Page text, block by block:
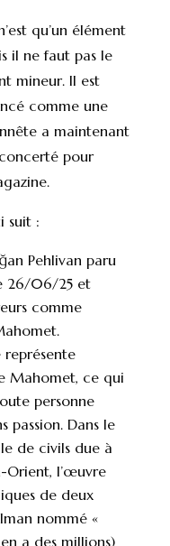
qu’un élément
il ne faut pas le
mineur. Il est
comme une
a maintenant
pour
suit :
Pehlivan paru
26/06/25 et
comme
Mahomet, ce qui
personne
passion. Dans le
de civils due à
Orient, l’œuvre
de deux
nommé «
a des millions)